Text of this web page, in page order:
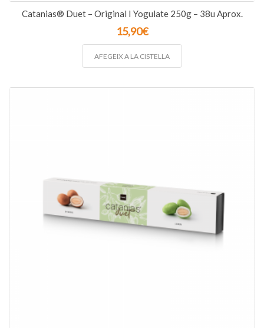
Catanias® Duet – Original I Yogulate 250g – 38u Aprox.
15,90€
AFEGEIX A LA CISTELLA